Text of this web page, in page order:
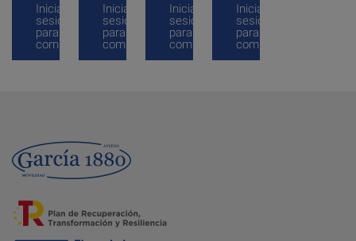
Inicia
sesión
para
comprar
Inicia
sesión
para
comprar
Inicia
sesión
para
comprar
Inicia
sesión
para
comprar